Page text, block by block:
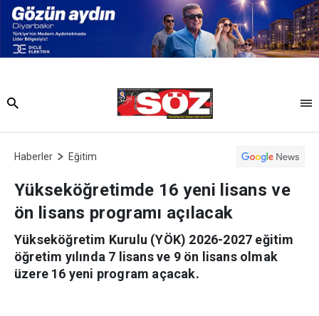
Haberler Eğitim
Yükseköğretimde 16 yeni lisans ve
ön lisans programı açılacak
Yükseköğretim Kurulu (YÖK) 2026-2027 eğitim
öğretim yılında 7 lisans ve 9 ön lisans olmak
üzere 16 yeni program açacak.